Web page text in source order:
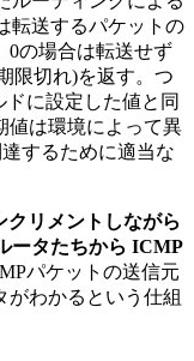
転送するパケットの
0の場合は転送せず
限切れ)を返す。つ
に設定した値と同
値は環境によって異
するために適当な
リメントしながら
ータたちから ICMP
パケットの送信元
がわかるという仕組